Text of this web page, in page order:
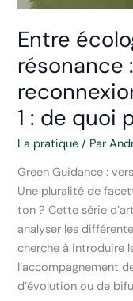
Entre
résonance
1 : de quoi
La pratique / Par
Green Guidance :
Une pluralité de
ton ? Cette série
analyser les
cherche à introduire
l’accompagnement
d’évolution ou de